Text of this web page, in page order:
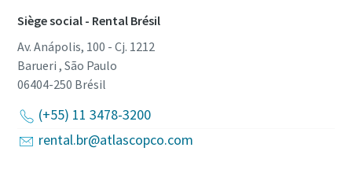
Siège social - Rental Brésil
Av. Anápolis, 100 - Cj. 1212
Barueri , São Paulo
06404-250 Brésil
(+55) 11 3478-3200
rental.br@atlascopco.com